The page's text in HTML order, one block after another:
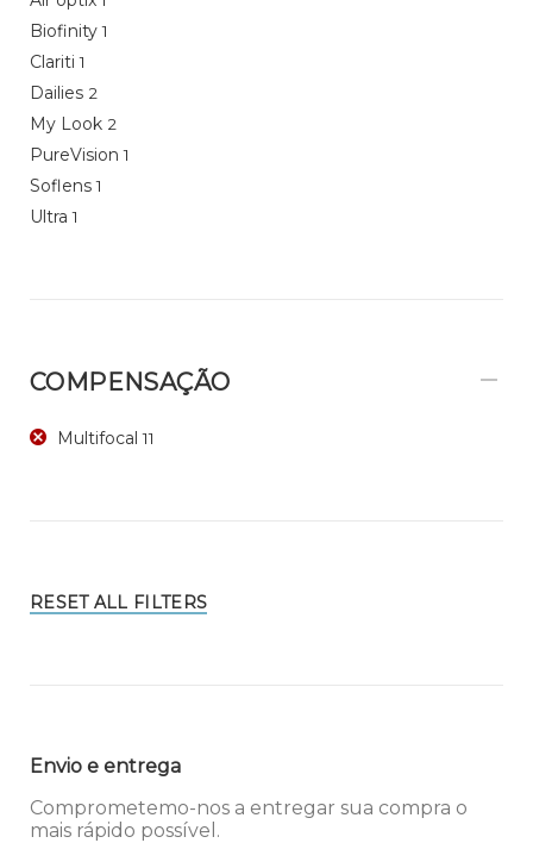
Biofinity 1
Clariti 1
Dailies 2
My Look 2
PureVision 1
Soflens 1
Ultra 1
COMPENSAÇÃO
Multifocal 11
RESET ALL FILTERS
Envio e entrega
Comprometemo-nos a entregar sua compra o
mais rápido possível.